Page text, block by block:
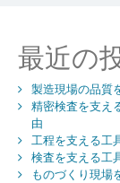
ョ
ン
最近の
製造現場の品質
精密検査を支え
由
工程を支える工
検査を支える工
ものづくり現場